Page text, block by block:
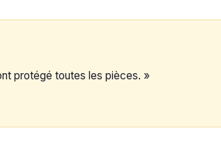
protégé toutes les pièces. »